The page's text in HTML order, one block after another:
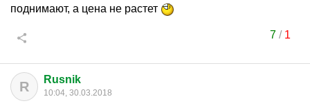
поднимают, а цена не растет
7/ 1
R Rusnik
10:04, 30.03.2018